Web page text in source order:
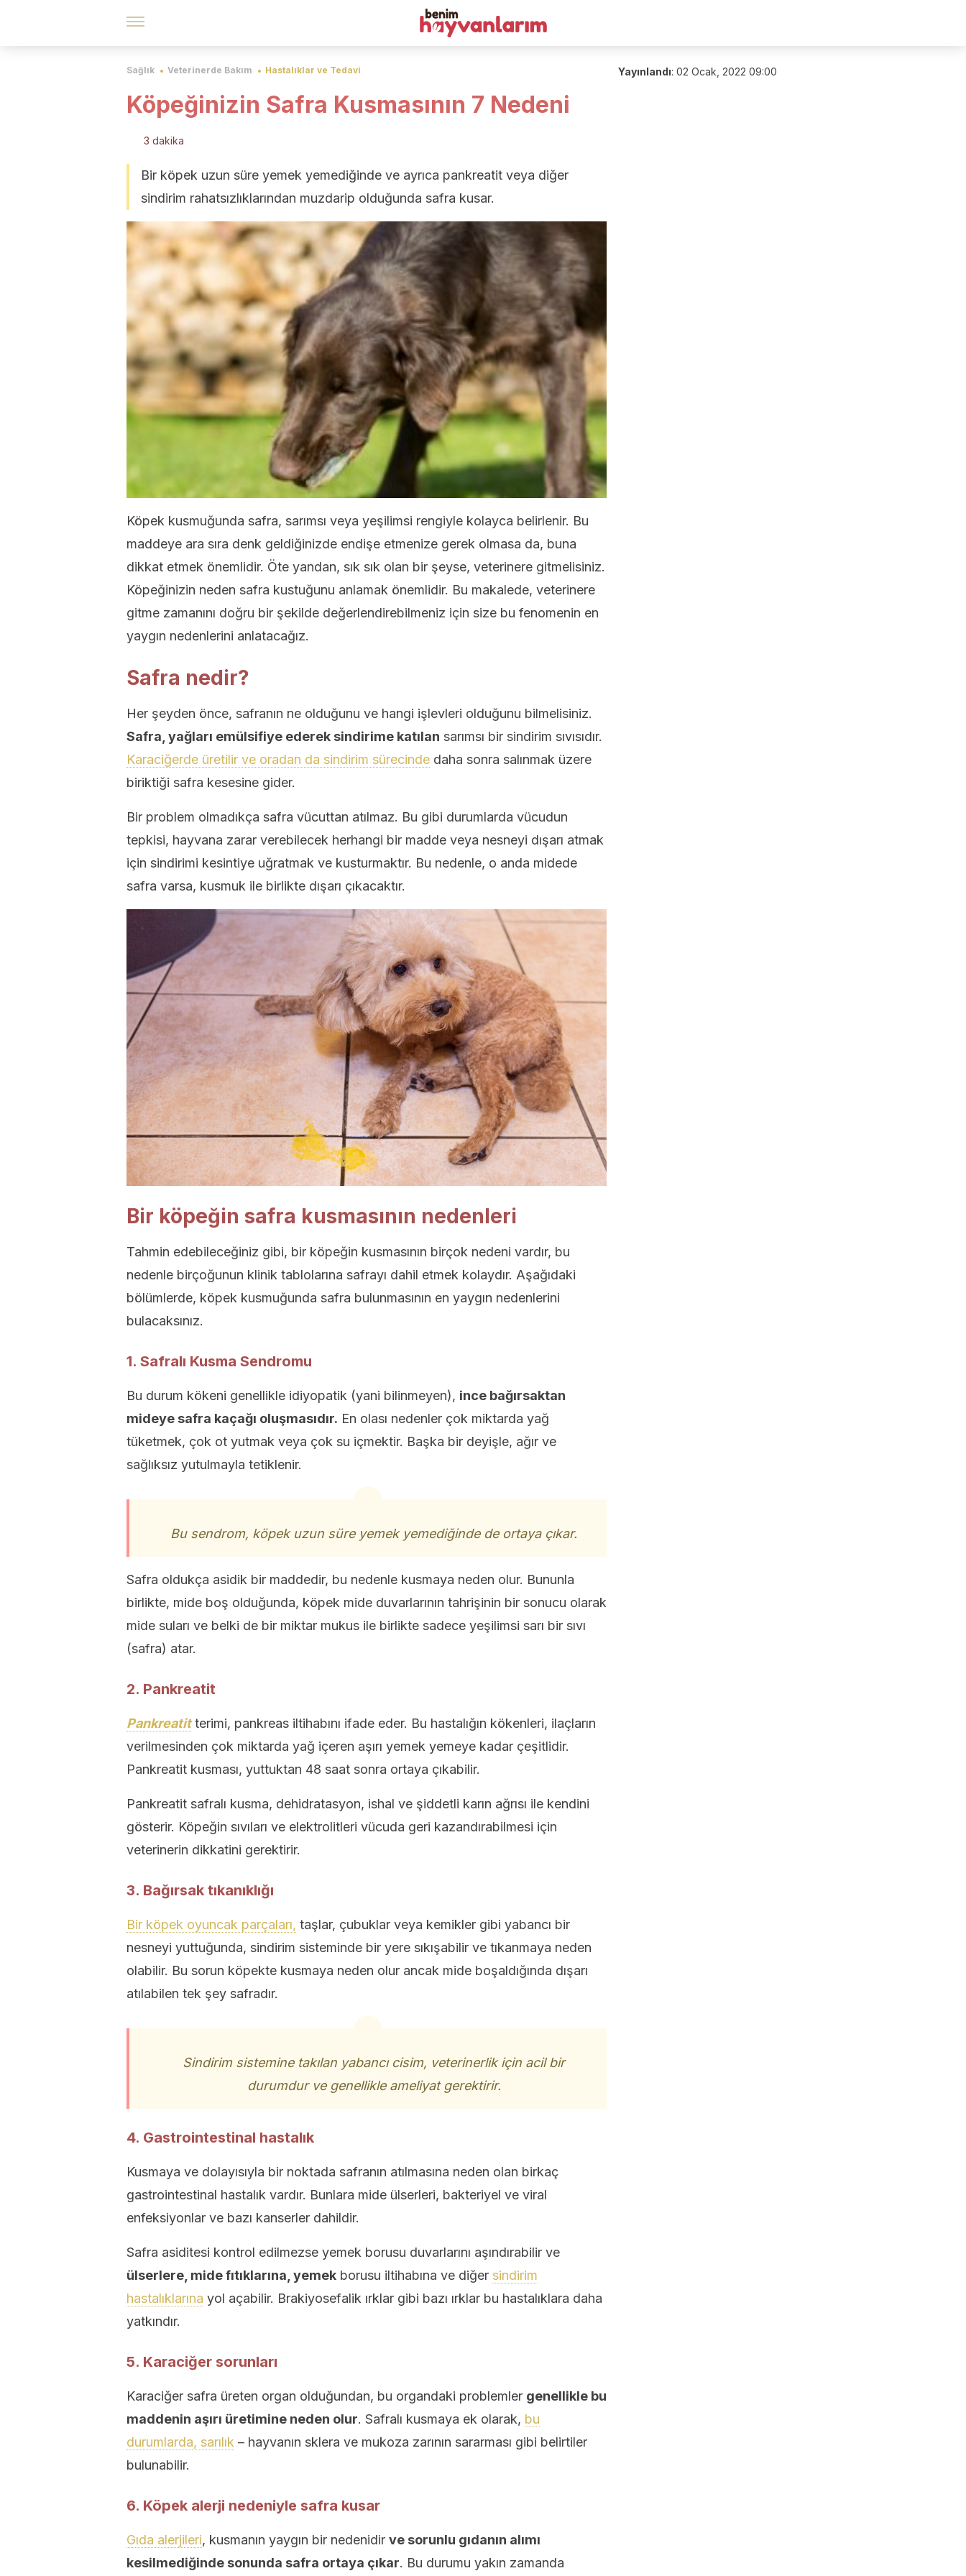
Sağlık Veterinerde Bakım Hastalıklar ve Tedavi
Köpeğinizin Safra Kusmasının 7 Nedeni
3 dakika
Bir köpek uzun süre yemek yemediğinde ve ayrıca pankreatit veya diğer
sindirim rahatsızlıklarından muzdarip olduğunda safra kusar.
Köpek kusmuğunda safra, sarımsı veya yeşilimsi rengiyle kolayca belirlenir. Bu
maddeye ara sıra denk geldiğinizde endişe etmenize gerek olmasa da, buna
dikkat etmek önemlidir. Öte yandan, sık sık olan bir şeyse, veterinere gitmelisiniz.
Köpeğinizin neden safra kustuğunu anlamak önemlidir. Bu makalede, veterinere
gitme zamanını doğru bir şekilde değerlendirebilmeniz için size bu fenomenin en
yaygın nedenlerini anlatacağız.
Safra nedir?
Her şeyden önce, safranın ne olduğunu ve hangi işlevleri olduğunu bilmelisiniz.
Safra, yağları emülsifiye ederek sindirime katılan sarımsı bir sindirim sıvısıdır.
Karaciğerde üretilir ve oradan da sindirim sürecinde daha sonra salınmak üzere
biriktiği safra kesesine gider.
Bir problem olmadıkça safra vücuttan atılmaz. Bu gibi durumlarda vücudun
tepkisi, hayvana zarar verebilecek herhangi bir madde veya nesneyi dışarı atmak
için sindirimi kesintiye uğratmak ve kusturmaktır. Bu nedenle, o anda midede
safra varsa, kusmuk ile birlikte dışarı çıkacaktır.
Bir köpeğin safra kusmasının nedenleri
Tahmin edebileceğiniz gibi, bir köpeğin kusmasının birçok nedeni vardır, bu
nedenle birçoğunun klinik tablolarına safrayı dahil etmek kolaydır. Aşağıdaki
bölümlerde, köpek kusmuğunda safra bulunmasının en yaygın nedenlerini
bulacaksınız.
1. Safralı Kusma Sendromu
Bu durum kökeni genellikle idiyopatik (yani bilinmeyen), ince bağırsaktan
mideye safra kaçağı oluşmasıdır. En olası nedenler çok miktarda yağ
tüketmek, çok ot yutmak veya çok su içmektir. Başka bir deyişle, ağır ve
sağlıksız yutulmayla tetiklenir.
Bu sendrom, köpek uzun süre yemek yemediğinde de ortaya çıkar.
Safra oldukça asidik bir maddedir, bu nedenle kusmaya neden olur. Bununla
birlikte, mide boş olduğunda, köpek mide duvarlarının tahrişinin bir sonucu olarak
mide suları ve belki de bir miktar mukus ile birlikte sadece yeşilimsi sarı bir sıvı
(safra) atar.
2. Pankreatit
Pankreatitterimi, pankreas iltihabını ifade eder. Bu hastalığın kökenleri, ilaçların
verilmesinden çok miktarda yağ içeren aşırı yemek yemeye kadar çeşitlidir.
Pankreatit kusması, yuttuktan 48 saat sonra ortaya çıkabilir.
Pankreatit safralı kusma, dehidratasyon, ishal ve şiddetli karın ağrısı ile kendini
gösterir. Köpeğin sıvıları ve elektrolitleri vücuda geri kazandırabilmesi için
veterinerin dikkatini gerektirir.
3. Bağırsak tıkanıklığı
Bir köpek oyuncak parçaları, taşlar, çubuklar veya kemikler gibi yabancı bir
nesneyi yuttuğunda, sindirim sisteminde bir yere sıkışabilir ve tıkanmaya neden
olabilir. Bu sorun köpekte kusmaya neden olur ancak mide boşaldığında dışarı
atılabilen tek şey safradır.
Sindirim sistemine takılan yabancı cisim, veterinerlik için acil bir
durumdur ve genellikle ameliyat gerektirir.
4. Gastrointestinal hastalık
Kusmaya ve dolayısıyla bir noktada safranın atılmasına neden olan birkaç
gastrointestinal hastalık vardır. Bunlara mide ülserleri, bakteriyel ve viral
enfeksiyonlar ve bazı kanserler dahildir.
Safra asiditesi kontrol edilmezse yemek borusu duvarlarını aşındırabilir ve
ülserlere, mide fıtıklarına, yemek borusu iltihabına ve diğer sindirim
hastalıklarına yol açabilir. Brakiyosefalik ırklar gibi bazı ırklar bu hastalıklara daha
yatkındır.
5. Karaciğer sorunları
Karaciğer safra üreten organ olduğundan, bu organdaki problemler genellikle bu
maddenin aşırı üretimine neden olur. Safralı kusmaya ek olarak, bu
durumlarda, sarılık – hayvanın sklera ve mukoza zarının sararması gibi belirtiler
bulunabilir.
6. Köpek alerji nedeniyle safra kusar
Gıda alerjileri, kusmanın yaygın bir nedenidir ve sorunlu gıdanın alımı
kesilmediğinde sonunda safra ortaya çıkar. Bu durumu yakın zamanda
Yayınlandı: 02 Ocak, 2022 09:00